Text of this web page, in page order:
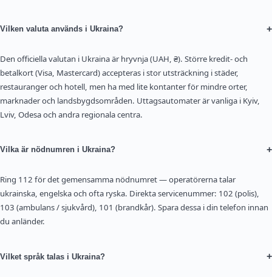
Vilken valuta används i Ukraina? +
Den officiella valutan i Ukraina är hryvnja (UAH, ₴). Större kredit- och
betalkort (Visa, Mastercard) accepteras i stor utsträckning i städer,
restauranger och hotell, men ha med lite kontanter för mindre orter,
marknader och landsbygdsområden. Uttagsautomater är vanliga i Kyiv,
Lviv, Odesa och andra regionala centra.
Vilka är nödnumren i Ukraina? +
Ring 112 för det gemensamma nödnumret — operatörerna talar
ukrainska, engelska och ofta ryska. Direkta servicenummer: 102 (polis),
103 (ambulans / sjukvård), 101 (brandkår). Spara dessa i din telefon innan
du anländer.
Vilket språk talas i Ukraina? +